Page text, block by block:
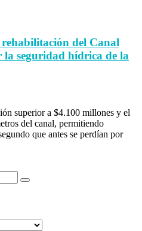
del Canal
seguridad hídrica de la
superior a $4.100 millones y el
del canal, permitiendo
que antes se perdían por